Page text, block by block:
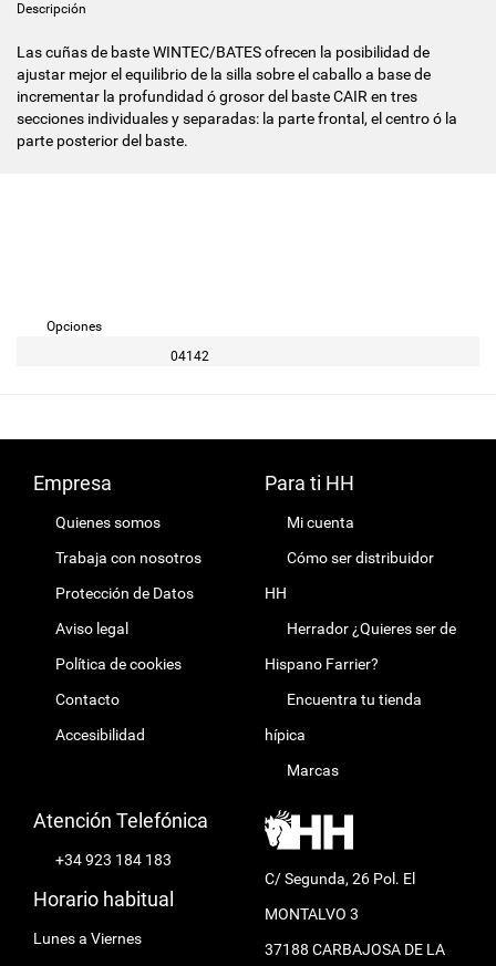
Descripción
Las cuñas de baste WINTEC/BATES ofrecen la posibilidad de
ajustar mejor el equilibrio de la silla sobre el caballo a base de
incrementar la profundidad ó grosor del baste CAIR en tres
secciones individuales y separadas: la parte frontal, el centro ó la
parte posterior del baste.
Opciones
04142
Empresa
Quienes somos
Trabaja con nosotros
Protección de Datos
Aviso legal
Política de cookies
Contacto
Accesibilidad
Para ti HH
Mi cuenta
Cómo ser distribuidor
HH
Herrador ¿Quieres ser de
Hispano Farrier?
Encuentra tu tienda
hípica
Marcas
Atención Telefónica
+34 923 184 183
Horario habitual
Lunes a Viernes
C/ Segunda, 26 Pol. El
MONTALVO 3
37188 CARBAJOSA DE LA